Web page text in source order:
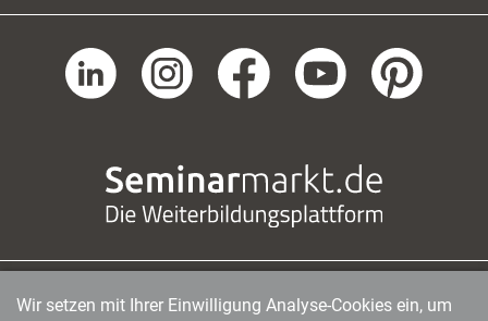
managerSeminare Verlags GmbH | Endenicher Str. 41
|
Wir setzen mit Ihrer Einwilligung Analyse-Cookies ein, um